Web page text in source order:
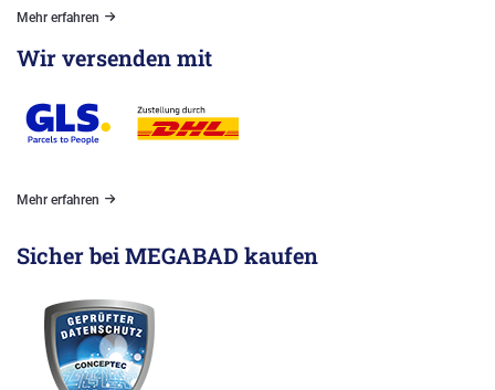
Mehr erfahren
Wir versenden mit
Mehr erfahren
Sicher bei MEGABAD kaufen